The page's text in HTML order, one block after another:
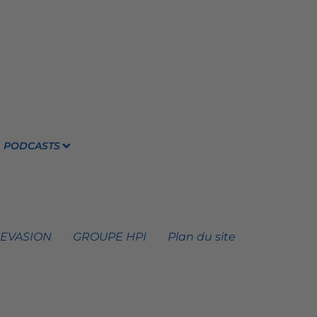
PODCASTS
GROUPE HPI Plan du site